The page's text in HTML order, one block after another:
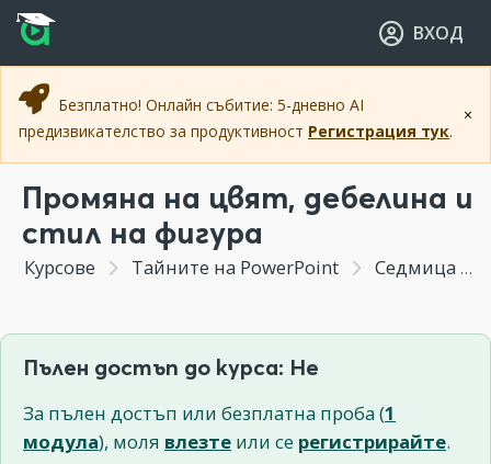
Прескочи към основното съдържание
Прескочи към навигацията
ВХОД
×
Безплатно! Онлайн събитие: 5-дневно AI
предизвикателство за продуктивност Регистрация тук.
Промяна на цвят, дебелина и
стил на фигура
Курсове Тайните на PowerPoint Седмица 5 - Графични елементи. Намиране, създаване и модифициране на фигури и икони.
Пълен достъп до курса: Не
За пълен достъп или безплатна проба (1
модула), моля влезте или се регистрирайте.